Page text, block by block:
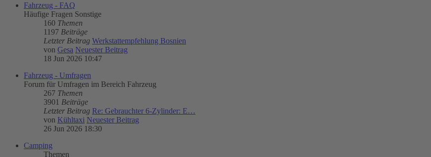
Fahrzeug - FAQ
Häufige Fragen Sonstige
160 Themen
1197 Beiträge
Letzter Beitrag Werkstattempfehlung Bosnien
von Gesa Neuester Beitrag
18 Jun 2026 10:47
Fahrzeug - Umfragen
Forum für Umfragen im Bereich Fahrzeug
267 Themen
3901 Beiträge
Letzter Beitrag Re: Gebrauchter 6-Zylinder: E…
von Kühltaxi Neuester Beitrag
26 Jun 2026 18:30
Camping
Themen